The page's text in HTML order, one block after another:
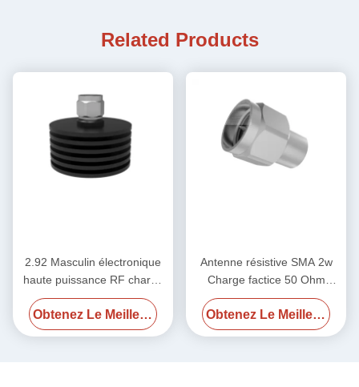
Related Products
2.92 Masculin électronique
haute puissance RF charge
factice 50 ohm DC-40GHz
20W
Obtenez Le Meilleur Prix
Antenne résistive SMA 2w
Charge factice 50 Ohm
2,4Male 50GHz
Obtenez Le Meilleur Prix